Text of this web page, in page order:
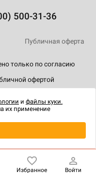
500-31-36
только по согласию
офертой
Публичная оферта
Избранное Войти
и файлы куки.
их применение